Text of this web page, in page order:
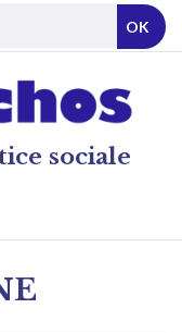
sociale
OK